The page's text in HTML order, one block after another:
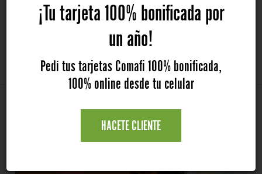
Las Claves para Visualizar, Organizar y Comenzar un
año Empoderadas
¡Tu tarjeta 100% bonificada por
un año!
Pedí tus tarjetas Comafi 100% bonificada,
100% online desde tu celular
HACETE CLIENTE